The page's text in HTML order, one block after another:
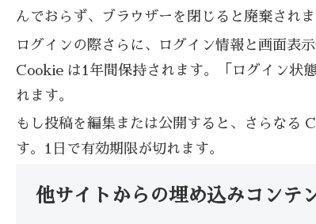
んでおらず、ブラウザーを閉じると廃棄されま
ログインの際さらに、ログイン情報と画面表
Cookie は1年間保持されます。「ログイン状
れます。
もし投稿を編集または公開すると、さらなる
す。1日で有効期限が切れます。
他サイトからの埋め込みコンテ